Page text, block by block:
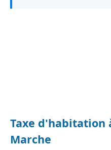
Taxe d'habitation
Marche